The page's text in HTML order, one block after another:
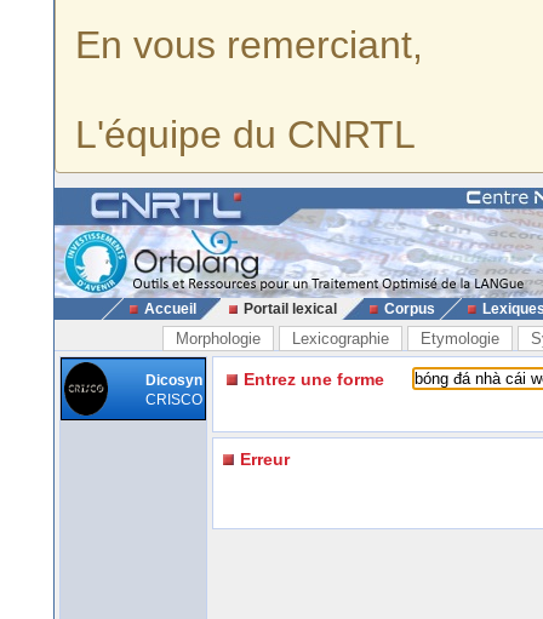
En vous remerciant,
L'équipe du CNRTL
Accueil Portail lexical Corpus
Morphologie Lexicographie Etymologie
Dicosyn
CRISCO
Entrez une forme
Erreur